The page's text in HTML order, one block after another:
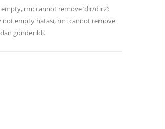
empty, rm: cannot remove ‘dir/dir2’:
not empty hatası, rm: cannot remove
gönderildi.